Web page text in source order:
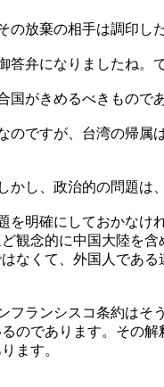
放棄の相手は調印し
弁になりましたね。
がきめるべきものであ
ですが、台湾の帰属
し、政治的の問題は
明確にしておかなけ
念的に中国大陸を含
なくて、外国人であ
ランシスコ条約はそ
のであります。その
ます。